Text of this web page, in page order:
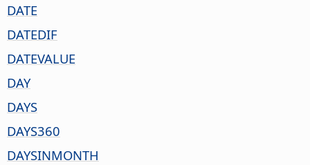
DATE
DATEDIF
DATEVALUE
DAY
DAYS
DAYS360
DAYSINMONTH